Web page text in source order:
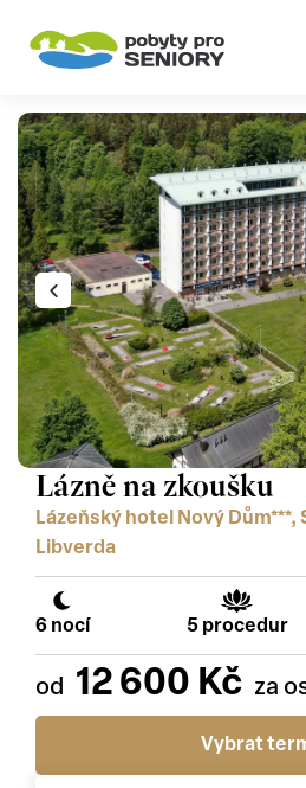
Lázně na zkoušku
Lázeňský hotel Nový Dům***,
Libverda
6 nocí 5 procedur
12 600 Kč
Vybrat